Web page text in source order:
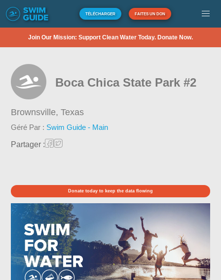
TÉLÉCHARGER FAITES UN DON
Join Our Mission: Support Clean Water Today. Donate Now.
Boca Chica State Park #2
Brownsville,Texas
Géré Par : Swim Guide - Main
Partager :
Donate today to keep the data flowing